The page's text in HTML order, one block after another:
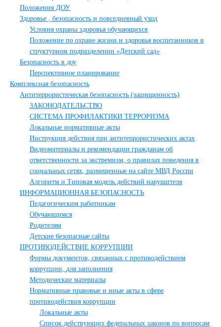
Положения ДОУ
Здоровье , безопасность и повседневный уход
Условия охраны здоровья обучающихся
Положение по охране жизни и здоровья воспитанников в
структурном подразделении «Детский сад»
Безопасность в доу
Перспективное планирование
Комплексная безопасность
Антитеррористическая безопасность (защищенность)
ЗАКОНОДАТЕЛЬСТВО
СИСТЕМА ПРОФИЛАКТИКИ ТЕРРОРИЗМА
Локальные нормативные акты
Инструкция действия при антитеррористических актах
Видеоматериалы и рекомендации гражданам об
ответственности за экстремизм, о правилах поведения в
социальных сетях, размещенные на сайте МВД России
Алгоритм и Типовая модель действий нарушителя
ИНФОРМАЦИОННАЯ БЕЗОПАСНОСТЬ
Педагогическим работникам
Обучающимся
Родителям
Детские безопасные сайты
ПРОТИВОДЕЙСТВИЕ КОРРУПЦИИ
Формы документов, связанных с противодействием
коррупции, для заполнения
Методические материалы
Нормативные правовые и иные акты в сфере
противодействия коррупции
Локальные акты
Список действующих федеральных законов по вопросам